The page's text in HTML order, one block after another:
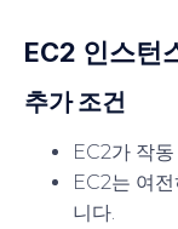
EC2 인스턴
추가 조건
EC2가 작
EC2는 여
니다.